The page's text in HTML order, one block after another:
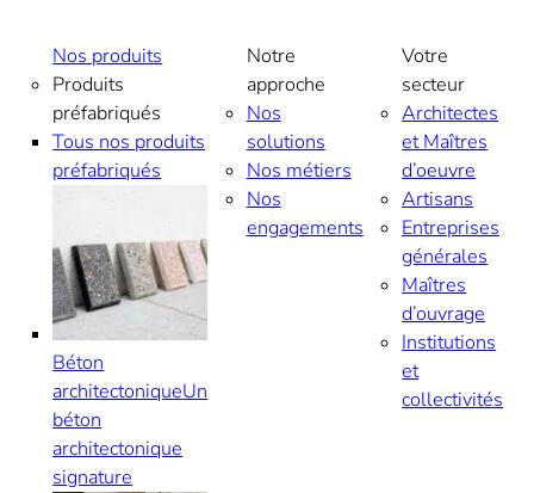
contenu
Nos produits
Produits
préfabriqués
Tous nos produits
préfabriqués
Béton
architectoniqueUn
béton
architectonique
signature
Notre
approche
Nos
solutions
Nos métiers
Nos
engagements
Votre
secteur
Architectes
et Maîtres
d’oeuvre
Artisans
Entreprises
générales
Maîtres
d’ouvrage
Institutions
et
collectivités